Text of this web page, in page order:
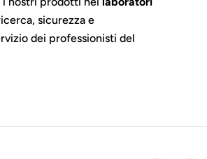
sicurezza e
dei professionisti del